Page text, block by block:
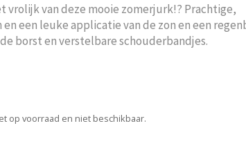
vrolijk van deze mooie zomerjurk!? Prachtige,
een leuke applicatie van de zon en een
borst en verstelbare schouderbandjes.
op voorraad en niet beschikbaar.